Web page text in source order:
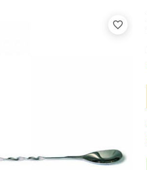
favorite_border